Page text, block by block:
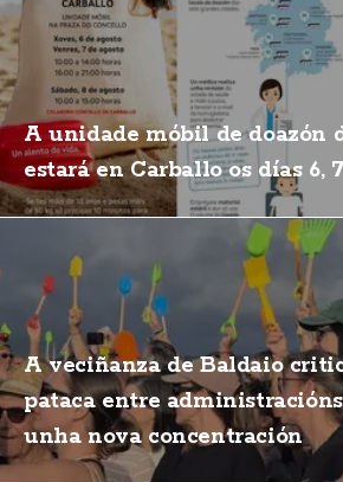
A unidade móbil de doazón
estará en Carballo os días 6,
A veciñanza de Baldaio
pataca entre
unha nova concentración